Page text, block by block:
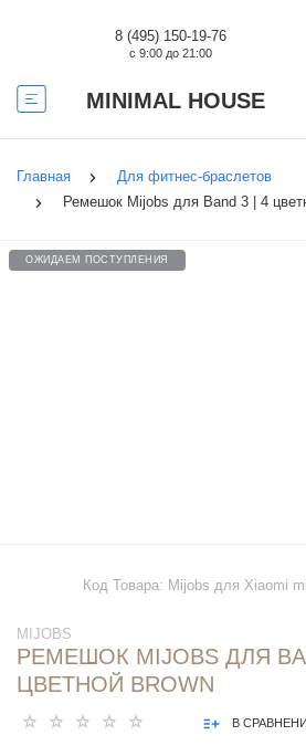
MINIMAL HOUSE
8 (495) 150-19-76
с 9:00 до 21:00
Главная
Для фитнес-браслетов
Ремешок Mijobs для Band 3 | 4
ОЖИДАЕМ ПОСТУПЛЕНИЯ
Код Товара: Mijobs для Xiaomi
MIJOBS
РЕМЕШОК MIJOBS ДЛЯ
ЦВЕТНОЙ BROWN
В